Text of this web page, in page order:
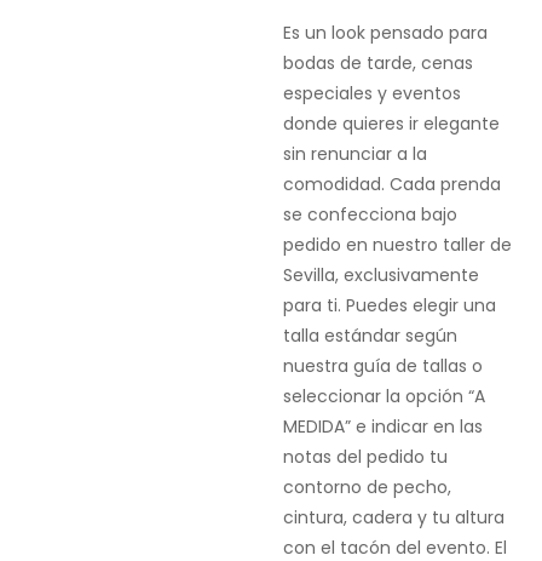
Es un look pensado para
bodas de tarde, cenas
especiales y eventos
donde quieres ir elegante
sin renunciar a la
comodidad. Cada prenda
se confecciona bajo
pedido en nuestro taller de
Sevilla, exclusivamente
para ti. Puedes elegir una
talla estándar según
nuestra guía de tallas o
seleccionar la opción “A
MEDIDA” e indicar en las
notas del pedido tu
contorno de pecho,
cintura, cadera y tu altura
con el tacón del evento. El